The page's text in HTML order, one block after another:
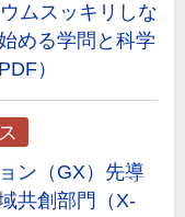
ムスッキリしな
める学問と科学
）
ン（GX）先導
共創部門（X-